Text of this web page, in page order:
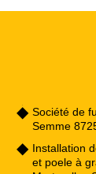
Société de
Semme
Installation
et poele à